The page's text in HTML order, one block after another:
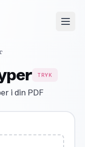
TRYK
i din PDF